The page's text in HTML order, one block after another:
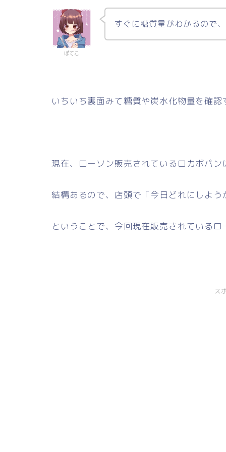
ぽてこ
すぐに糖質量がわかるので
いちいち裏面みて糖質や炭水化物量を確
現在、ローソン販売されているロカボパン
結構あるので、店頭で「今日どれにしよ
ということで、今回現在販売されている
ス